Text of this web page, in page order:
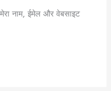
नाम, ईमेल और वेबसाइट